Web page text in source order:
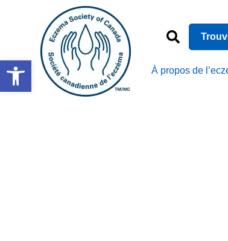
À propos de
Ouvrir la barre d’outils